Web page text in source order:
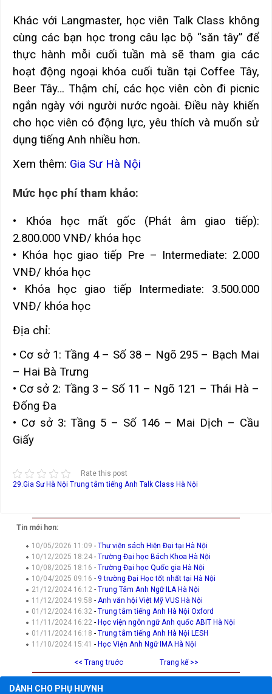
Khác với Langmaster, học viên Talk Class không
cùng các bạn học trong câu lạc bộ “săn tây” để
thực hành mỗi cuối tuần mà sẽ tham gia các
hoạt động ngoại khóa cuối tuần tại Coffee Tây,
Beer Tây… Thậm chí, các học viên còn đi picnic
ngắn ngày với người nước ngoài. Điều này khiến
cho học viên có động lực, yêu thích và muốn sử
dụng tiếng Anh nhiều hơn.
Xem thêm: Gia Sư Hà Nội
Mức học phí tham khảo:
• Khóa học mất gốc (Phát âm giao tiếp):
2.800.000 VNĐ/ khóa học
• Khóa học giao tiếp Pre – Intermediate: 2.000
VNĐ/ khóa học
• Khóa học giao tiếp Intermediate: 3.500.000
VNĐ/ khóa học
Địa chỉ:
• Cơ sở 1: Tầng 4 – Số 38 – Ngõ 295 – Bạch Mai
– Hai Bà Trưng
• Cơ sở 2: Tầng 3 – Số 11 – Ngõ 121 – Thái Hà –
Đống Đa
• Cơ sở 3: Tầng 5 – Số 146 – Mai Dịch – Cầu
Giấy
Rate this post
29.Gia Sư Hà Nội Trung tâm tiếng Anh Talk Class Hà Nội
Tin mới hơn:
10/05/2026 11:09-Thư viện sách Hiện Đại tại Hà Nội
10/12/2025 18:24-Trường Đại học Bách Khoa Hà Nội
10/08/2025 18:16-Trường Đại học Quốc gia Hà Nội
10/04/2025 09:16- 9 trường Đại Học tốt nhất tại Hà Nội
21/12/2024 16:12-Trung Tâm Anh Ngữ ILA Hà Nội
11/12/2024 19:58-Anh văn hội Việt Mỹ VUS Hà Nội
01/12/2024 16:32-Trung tâm tiếng Anh Hà Nội Oxford
11/11/2024 16:22- Học viện ngôn ngữ Anh quốc ABIT Hà Nội
01/11/2024 16:18-Trung tâm tiếng Anh Hà Nội LESH
11/10/2024 15:41- Học Viện Anh Ngữ IMA Hà Nội
<< Trang truớc Trang kế >>
DÀNH CHO PHỤ HUYNH